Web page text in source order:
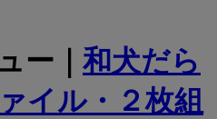
ー｜ 和犬だら
イル・２枚組